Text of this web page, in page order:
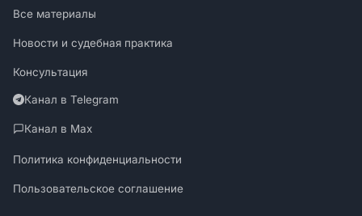
Все материалы
Новости и судебная практика
Консультация
Канал в Telegram
Канал в Max
Политика конфиденциальности
Пользовательское соглашение